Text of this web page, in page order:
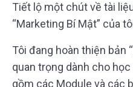
Tiết lộ một chút về tài
“Marketing Bí Mật” của
Tôi đang hoàn thiện bản
quan trọng dành cho
gồm các Module và các